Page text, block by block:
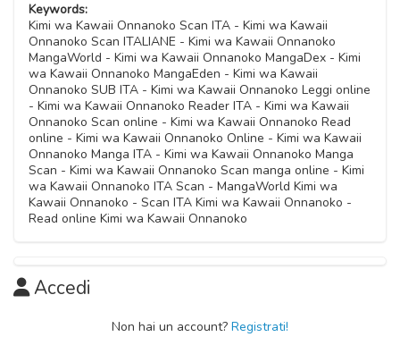
Capitolo 17
11 Novembre 2020
Capitolo 16.5
11 Novembre 2020
Capitolo 13
11 Novembre 2020
Capitolo 10
11 Novembre 2020
Capitolo 09
11 Novembre 2020
11 Novembre 2020
Capitolo 06
11 Novembre 2020
Capitolo 05
11 Novembre 2020
Capitolo 03
11 Novembre 2020
Capitolo 02
11 Novembre 2020
Capitolo 01
11 Novembre 2020
Keywords:
Kimi wa Kawaii Onnanoko Scan ITA - Kimi wa Kawaii
Onnanoko Scan ITALIANE - Kimi wa Kawaii Onnanoko
MangaWorld - Kimi wa Kawaii Onnanoko MangaDex - Kimi
wa Kawaii Onnanoko MangaEden - Kimi wa Kawaii
Onnanoko SUB ITA - Kimi wa Kawaii Onnanoko Leggi online
- Kimi wa Kawaii Onnanoko Reader ITA - Kimi wa Kawaii
Onnanoko Scan online - Kimi wa Kawaii Onnanoko Read
online - Kimi wa Kawaii Onnanoko Online - Kimi wa Kawaii
Onnanoko Manga ITA - Kimi wa Kawaii Onnanoko Manga
Scan - Kimi wa Kawaii Onnanoko Scan manga online - Kimi
wa Kawaii Onnanoko ITA Scan - MangaWorld Kimi wa
Kawaii Onnanoko - Scan ITA Kimi wa Kawaii Onnanoko -
Read online Kimi wa Kawaii Onnanoko
Accedi
Non hai un account? Registrati!